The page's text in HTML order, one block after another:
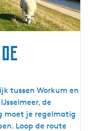
tussen Workum en
de
moet je regelmatig
Loop de route